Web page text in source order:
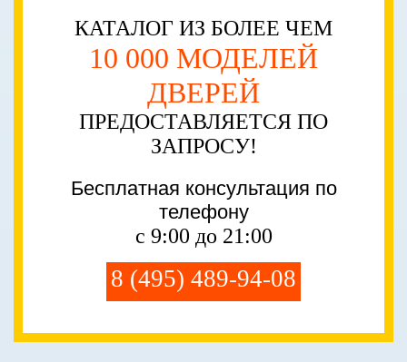
КАТАЛОГ ИЗ БОЛЕЕ ЧЕМ
10 000 МОДЕЛЕЙ
ДВЕРЕЙ
ПРЕДОСТАВЛЯЕТСЯ ПО
ЗАПРОСУ!
Бесплатная консультация по
телефону
с 9:00 до 21:00
8 (495) 489-94-08